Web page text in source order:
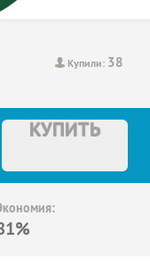
Купили: 38
КУПИТЬ